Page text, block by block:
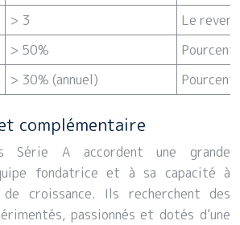
> 3
Le
> 50%
> 30% (annuel)
complémentaire
Série A accordent une grande
fondatrice et à sa capacité à
croissance. Ils recherchent des
passionnés et dotés d’une